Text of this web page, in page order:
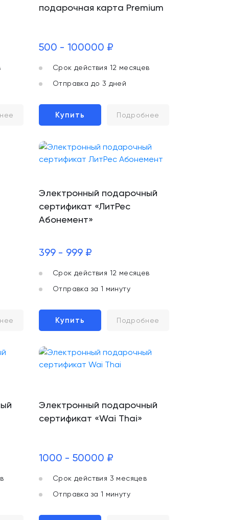
подарочная карта Premium
500 - 100000 ₽
Срок действия 12 месяцев
Отправка до 3 дней
Купить Подробнее
Электронный подарочный
сертификат «ЛитРес
Абонемент»
399 - 999 ₽
Срок действия 12 месяцев
Отправка за 1 минуту
Купить Подробнее
Электронный подарочный
сертификат «Wai Thai»
1000 - 50000 ₽
Срок действия 3 месяцев
Отправка за 1 минуту